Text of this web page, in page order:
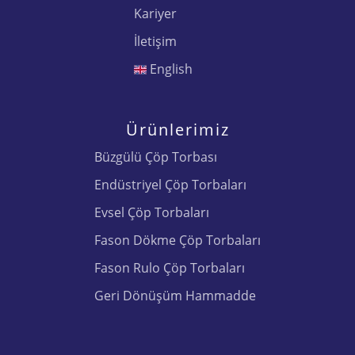
Kariyer
İletişim
English
Ürünlerimiz
Büzgülü Çöp Torbası
Endüstriyel Çöp Torbaları
Evsel Çöp Torbaları
Fason Dökme Çöp Torbaları
Fason Rulo Çöp Torbaları
Geri Dönüşüm Hammadde